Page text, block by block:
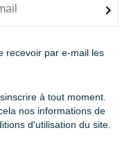
recevoir par e-mail les
à tout moment.
nos informations de
d'utilisation du site.